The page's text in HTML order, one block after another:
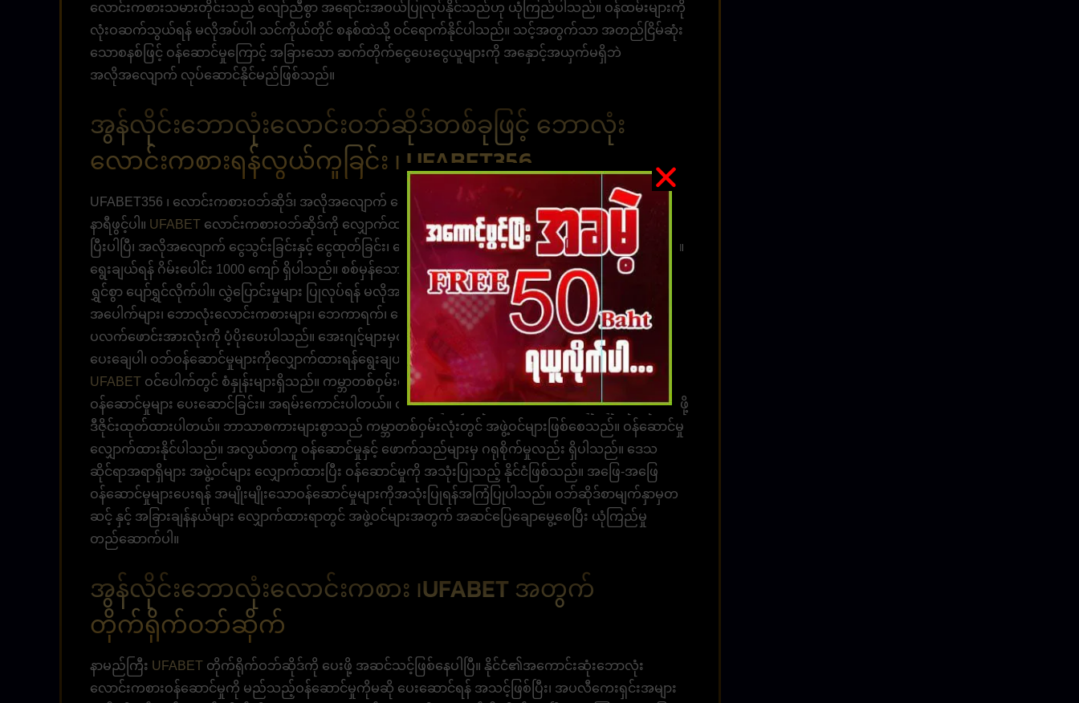
လောင်းကစားသမားတိုင်းသည် လျော်ညီစွာ အရောင်းအဝယ်ပြုလုပ်နိုင်သည်ဟု ယုံကြည်ပါသည်။ ဝန်ထမ်းများကို
လုံးဝဆက်သွယ်ရန် မလိုအပ်ပါ၊ သင်ကိုယ်တိုင် စနစ်ထဲသို့ ဝင်ရောက်နိုင်ပါသည်။ သင့်အတွက်သာ အတည်ငြိမ်ဆုံး
သောစနစ်ဖြင့် ဝန်ဆောင်မှုကြောင့် အခြားသော ဆက်တိုက်ငွေပေးငွေယူများကို အနှောင့်အယှက်မရှိဘဲ
အလိုအလျောက် လုပ်ဆောင်နိုင်မည်ဖြစ်သည်။
အွန်လိုင်းဘောလုံးလောင်းဝဘ်ဆိုဒ်တစ်ခုဖြင့် ဘောလုံး
လောင်းကစားရန်လွယ်ကူခြင်း ၊ UFABET356
UFABET356 ၊ လောင်းကစားဝဘ်ဆိုဒ်၊ အလိုအလျောက် ငွေလွှဲဝန်ဆောင်မှု အနည်းဆုံး အပ်ငွေ မရရှိနိုင်ပါ။ ၂၄
နာရီဖွင့်ပါ။ UFABET လောင်းကစားဝဘ်ဆိုဒ်ကို လျှောက်ထားပါ။ ကြီးမားသောဝဘ်ဆိုဒ် စလော့များ ဂိမ်းအားလုံး
ပြီးပါပြီ၊ အလိုအလျောက် ငွေသွင်းခြင်းနှင့် ငွေထုတ်ခြင်း၊ ဘေလ်တိုင်း။ စလစ်ကို အကြောင်းကြားရန် မလိုအပ်ပါ။
ရွေးချယ်ရန် ဂိမ်းပေါင်း 1000 ကျော် ရှိပါသည်။ စစ်မှန်သော ၀င်ငွေကို ဖန်တီးပေးနိုင်သော လောင်းကစားကို ပျော်
ရွှင်စွာ ပျော်ရွှင်လိုက်ပါ။ လွှဲပြောင်းမှုများ ပြုလုပ်ရန် မလိုအပ်ဘဲ အပျက်အစီးမရှိ၊ ဝန်ဆောင်မှုများ၊ ကာစီနိုများ၊
အပေါက်များ၊ ဘောလုံးလောင်းကစားများ၊ ဘေကာရက်၊ အေးဂျင့်များမှတဆင့်မဟုတ်ဘဲ IOS၊ Android
ပလက်ဖောင်းအားလုံးကို ပံ့ပိုးပေးပါသည်။ အေးဂျင့်များမှတဆင့်မဟုတ်ဘဲ၊ အများကြီးပေးချေပါ၊ အစစ်အမှန်
ပေးချေပါ၊ ဝဘ်ဝန်ဆောင်မှုများကိုလျှောက်ထားရန်ရွေးချယ်ခြင်းဖြင့်လှည့်စားခံရနိုင်ခြေမရှိပါ။ ယူဆန်ကွန်ရက်၊
UFABET ဝင်ပေါက်တွင် စံနှုန်းများရှိသည်။ ကမ္ဘာတစ်ဝှမ်းရှိ အဖွဲ့ဝင်များ၏ အသုံးပြုမှုကို ပံ့ပိုးပေးသော
ဝန်ဆောင်မှုများ ပေးဆောင်ခြင်း။ အရမ်းကောင်းပါတယ်။ ဝဘ်စာမျက်နှာကို ဘာသာစကားအမျိုးမျိုးကို ပံ့ပိုးပေးဖို့
ဒီဇိုင်းထုတ်ထားပါတယ်။ ဘာသာစကားများစွာသည် ကမ္ဘာတစ်ဝှမ်းလုံးတွင် အဖွဲ့ဝင်များဖြစ်စေသည်။ ဝန်ဆောင်မှု
လျှောက်ထားနိုင်ပါသည်။ အလွယ်တကူ ဝန်ဆောင်မှုနှင့် ဖောက်သည်များမှ ဂရုစိုက်မှုလည်း ရှိပါသည်။ ဒေသ
ဆိုင်ရာအရာရှိများ အဖွဲ့ဝင်များ လျှောက်ထားပြီး ဝန်ဆောင်မှုကို အသုံးပြုသည့် နိုင်ငံဖြစ်သည်။ အဖြေ-အဖြေ
ဝန်ဆောင်မှုများပေးရန် အမျိုးမျိုးသောဝန်ဆောင်မှုများကိုအသုံးပြုရန်အကြံပြုပါသည်။ ဝဘ်ဆိုဒ်စာမျက်နှာမှတ
ဆင့် နှင့် အခြားချန်နယ်များ လျှောက်ထားရာတွင် အဖွဲ့ဝင်များအတွက် အဆင်ပြေချောမွေ့စေပြီး ယုံကြည်မှု
တည်ဆောက်ပါ။
အွန်လိုင်းဘောလုံးလောင်းကစား ၊UFABET အတွက်
တိုက်ရိုက်ဝဘ်ဆိုက်
နာမည်ကြီး UFABET တိုက်ရိုက်ဝဘ်ဆိုဒ်ကို ပေးဖို့ အဆင်သင့်ဖြစ်နေပါပြီ။ နိုင်ငံ၏အကောင်းဆုံးဘောလုံး
လောင်းကစားဝန်ဆောင်မှုကို မည်သည့်ဝန်ဆောင်မှုကိုမဆို ပေးဆောင်ရန် အသင့်ဖြစ်ပြီး၊ အပလီကေးရှင်းအများ